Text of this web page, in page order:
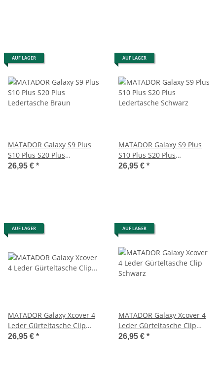
AUF LAGER
MATADOR Galaxy S9 Plus
S10 Plus S20 Plus
Ledertasche Braun
26,95 € *
AUF LAGER
MATADOR Galaxy S9 Plus
S10 Plus S20 Plus
Ledertasche Schwarz
26,95 € *
AUF LAGER
MATADOR Galaxy Xcover 4
Leder Gürteltasche Clip
Schlaufe Schwarz
26,95 € *
AUF LAGER
MATADOR Galaxy Xcover 4
Leder Gürteltasche Clip
Schwarz
26,95 € *